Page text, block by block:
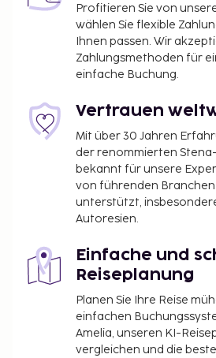
Profitieren Sie von
wählen Sie flexible
Ihnen passen. Wir
Zahlungsmethoden für
einfache Buchung.
Vertrauen
Mit über 30 Jahren
der renommierten
bekannt für unsere
von führenden
unterstützt,
Autoresien.
Einfache und
Reiseplanung
Planen Sie Ihre Reise
einfachen
Amelia, unseren KI-
vergleichen und die